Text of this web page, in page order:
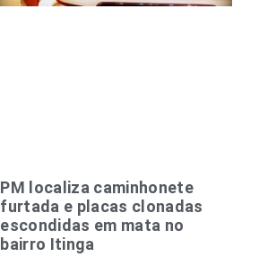
PM localiza caminhonete
furtada e placas clonadas
escondidas em mata no
bairro Itinga